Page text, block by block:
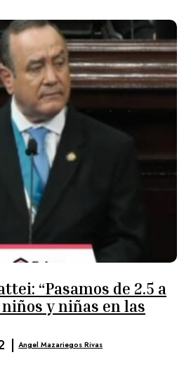
“Pasamos de 2.5 a
y niñas en las
| Angel Mazariegos Rivas